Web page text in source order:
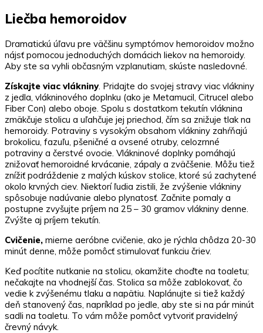
Liečba hemoroidov
Dramatickú úľavu pre väčšinu symptómov hemoroidov možno
nájsť pomocou jednoduchých domácich liekov na hemoroidy.
Aby ste sa vyhli občasným vzplanutiam, skúste nasledovné.
Získajte viac vlákniny. Pridajte do svojej stravy viac vlákniny
z jedla, vlákninového doplnku (ako je Metamucil, Citrucel alebo
Fiber Con) alebo oboje. Spolu s dostatkom tekutín vláknina
zmäkčuje stolicu a uľahčuje jej priechod, čím sa znižuje tlak na
hemoroidy. Potraviny s vysokým obsahom vlákniny zahŕňajú
brokolicu, fazuľu, pšeničné a ovsené otruby, celozrnné
potraviny a čerstvé ovocie. Vlákninové doplnky pomáhajú
znižovať hemoroidné krvácanie, zápaly a zväčšenie. Môžu tiež
znížiť podráždenie z malých kúskov stolice, ktoré sú zachytené
okolo krvných ciev. Niektorí ľudia zistili, že zvýšenie vlákniny
spôsobuje nadúvanie alebo plynatosť. Začnite pomaly a
postupne zvyšujte príjem na 25 – 30 gramov vlákniny denne.
Zvýšte aj príjem tekutín.
Cvičenie, mierne aeróbne cvičenie, ako je rýchla chôdza 20-30
minút denne, môže pomôcť stimulovať funkciu čriev.
Keď pocítite nutkanie na stolicu, okamžite choďte na toaletu;
nečakajte na vhodnejší čas. Stolica sa môže zablokovať, čo
vedie k zvýšenému tlaku a napätiu. Naplánujte si tiež každý
deň stanovený čas, napríklad po jedle, aby ste si na pár minút
sadli na toaletu. To vám môže pomôcť vytvoriť pravidelný
črevný návyk.